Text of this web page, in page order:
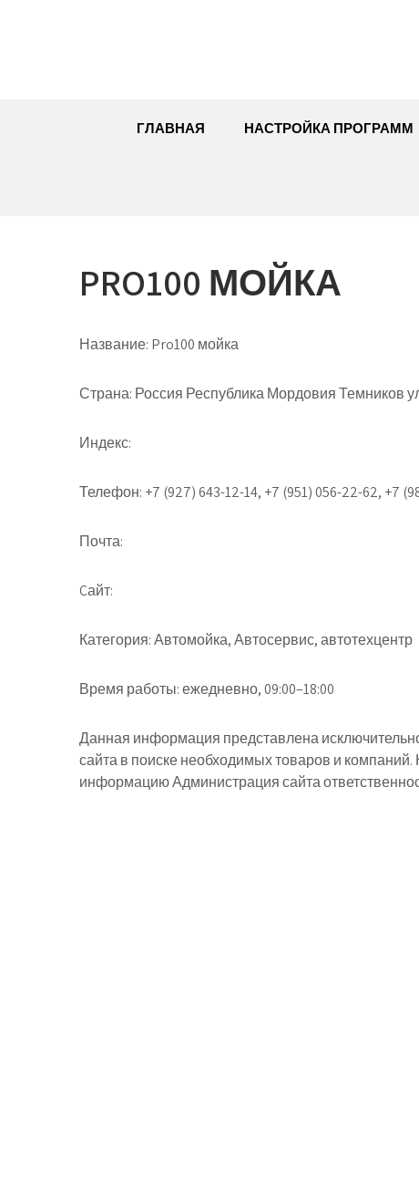
ГЛАВНАЯ НАСТРОЙКА ПРОГРАММ
PRO100 МОЙКА
Название: Pro100 мойка
Страна: Россия Республика Мордовия Темников
Индекс:
Телефон: +7 (927) 643-12-14, +7 (951) 056-22-62, +7
Почта:
Cайт:
Категория:Автомойка, Автосервис, автотехцентр
Время работы:ежедневно, 09:00–18:00
Данная информация представлена
сайта в поиске необходимых товаров и
информацию Администрация сайта